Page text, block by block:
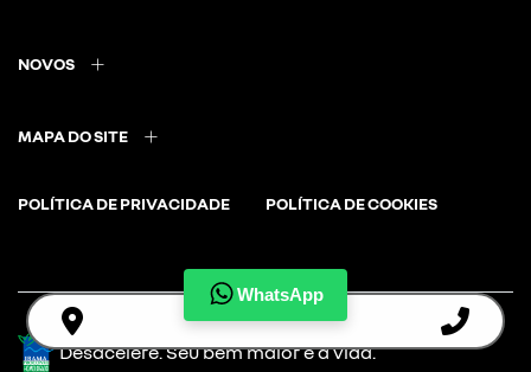
WhatsApp
NOVOS
MAPA DO SITE
POLÍTICA DE PRIVACIDADE POLÍTICA DE COOKIES
Desacelere. Seu bem maior é a vida.